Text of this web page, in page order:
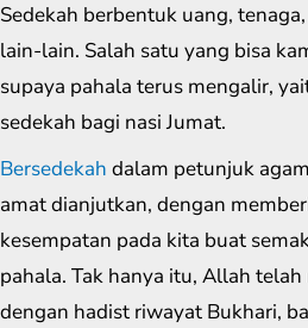
Sedekah berbentuk uang,
lain-lain. Salah satu yang bisa
supaya pahala terus mengalir,
sedekah bagi nasi Jumat.
Bersedekah dalam petunjuk
amat dianjutkan, dengan
kesempatan pada kita buat
pahala. Tak hanya itu, Allah
dengan hadist riwayat Bukhari,